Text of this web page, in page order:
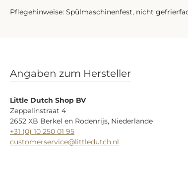
Pflegehinweise: Spülmaschinenfest, nicht
Angaben zum Hersteller
Little Dutch Shop BV
Zeppelinstraat 4
2652 XB Berkel en Rodenrijs, Niederlande
+31 (0) 10 250 01 95
customerservice@littledutch.nl